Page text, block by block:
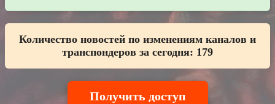
Количество новостей по изменениям каналов и
транспондеров за сегодня: 179
Получить доступ